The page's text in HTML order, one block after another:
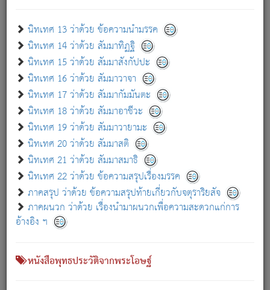
นิทเทศ 13 ว่าด้วย ข้อความนำมรรค
นิทเทศ 14 ว่าด้วย สัมมาทิฏฐิ
นิทเทศ 15 ว่าด้วย สัมมาสังกัปปะ
นิทเทศ 16 ว่าด้วย สัมมาวาจา
นิทเทศ 17 ว่าด้วย สัมมากัมมันตะ
นิทเทศ 18 ว่าด้วย สัมมาอาชีวะ
นิทเทศ 19 ว่าด้วย สัมมาวายามะ
นิทเทศ 20 ว่าด้วย สัมมาสติ
นิทเทศ 21 ว่าด้วย สัมมาสมาธิ
นิทเทศ 22 ว่าด้วย ข้อความสรุปเรื่องมรรค
ภาคสรุป ว่าด้วย ข้อความสรุปท้ายเกี่ยวกับจตุราริยสัจ
ภาคผนวก ว่าด้วย เรื่องนำมาผนวกเพื่อความสะดวกแก่การ
อ้างอิง ฯ
หนังสือพุทธประวัติจากพระโอษฐ์
เกี่ยวกับธรรมโฆษณ์ออนไลน์ (Disclaimer)
แม้ระบบ "ธรรมโฆษณ์ออนไลน์" พยายามปรับปรุงข้อมูลให้ถูกต้องมากที่สุด
ผู้ศึกษาก็พึงตรวจสอบกับตัวเล่มหนังสือต้นฉบับ ที่มีการพิมพ์ครั้งล่าสุด
ก่อนนำข้อมูลไปใช้ในการอ้างอิง"
เกี่ยวกับอัตถจารี|เกี่ยวกับการพัฒนา|แจ้งข้อผิดพลาด / แนะนำ
หนังสือที่เกี่ยวข้อง